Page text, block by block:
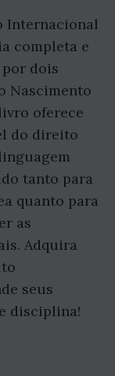
Internacional
completa e
dois
Nascimento
oferece
do direito
tanto para
quanto para
as
Adquira
seus
disciplina!